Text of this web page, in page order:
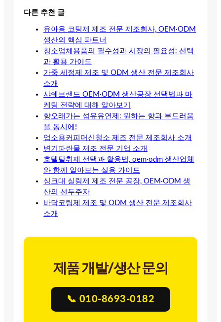
다른 추천 글
유아용 코팅제 제조 전문 제조회사, OEM·ODM
생산의 핵심 파트너
청소업체용품의 필수성과 시장의 필요성: 선택
과 활용 가이드
가죽 세정제 제조 및 ODM 생산 전문 제조회사
소개
샤쉐브랜드 OEM·ODM 생산공장 선택법과 마
케팅 전략에 대해 알아보기
향오래가는 섬유유연제: 원하는 향과 부드러움
을 동시에!
업소용커피머신청소 제조 전문 제조회사 소개
변기파란물 제조 전문 기업 소개
호텔탈취제 선택과 활용법, oem·odm 생산업체
와 함께 알아보는 실용 가이드
싱크대 실링제 제조 전문 공장, OEM·ODM 생
산의 선두주자
바닥코팅제 제조 및 ODM 생산 전문 제조회사
소개
제품 개발/생산 문의
📞 010-8693-0182